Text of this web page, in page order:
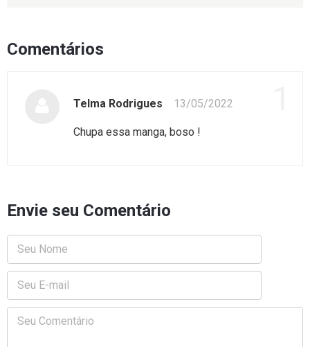
Comentários
Telma Rodrigues 13/05/2022
Chupa essa manga, boso !
Envie seu Comentário